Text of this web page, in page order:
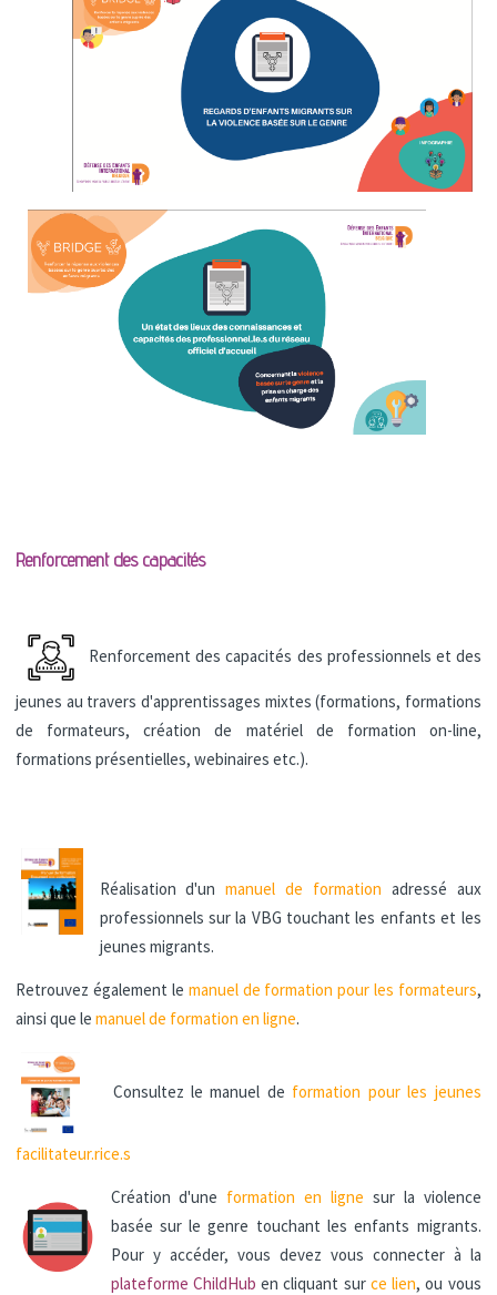
Renforcement des capacités
Renforcement des capacités des professionnels et des
jeunes au travers d'apprentissages mixtes (formations, formations
de formateurs, création de matériel de formation on-line,
formations présentielles, webinaires etc.).
Réalisation d'unmanuel de formation adressé aux
professionnels sur la VBG touchant les enfants et les
jeunes migrants.
Retrouvez également le manuel de formation pour les formateurs,
ainsi que lemanuel de formation en ligne.
Consultez le manuel de formation pour les jeunes
facilitateur.rice.s
Création d'une formation en ligne sur la violence
basée sur le genre touchant les enfants migrants.
Pour y accéder, vous devez vous connecter à la
plateforme ChildHub en cliquant sur ce lien, ou vous